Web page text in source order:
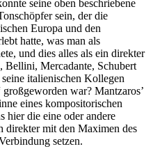
seine oben beschriebene
sein, der die
Europa und den
hatte, was man als
und dies alles als ein direkter
Bellini, Mercadante, Schubert
italienischen Kollegen
war? Mantzaros’
eines kompositorischen
hier die eine oder andere
mit den Maximen des
setzen.